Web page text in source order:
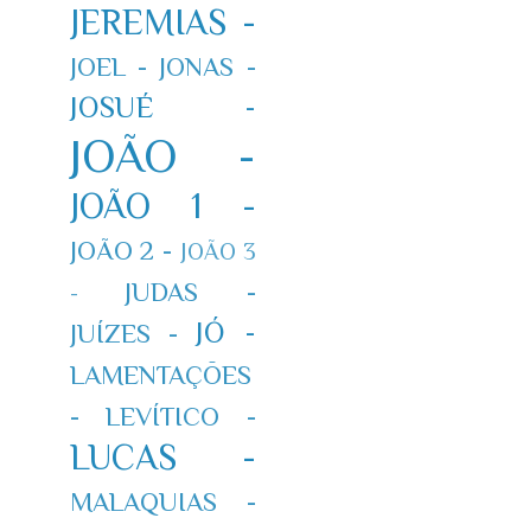
JEREMIAS -
JOEL - JONAS -
JOSUÉ -
JOÃO -
JOÃO 1 -
JOÃO 2 - JOÃO 3
-
JUDAS -
JUÍZES -
JÓ -
LAMENTAÇÕES
-
LEVÍTICO -
LUCAS -
MALAQUIAS -